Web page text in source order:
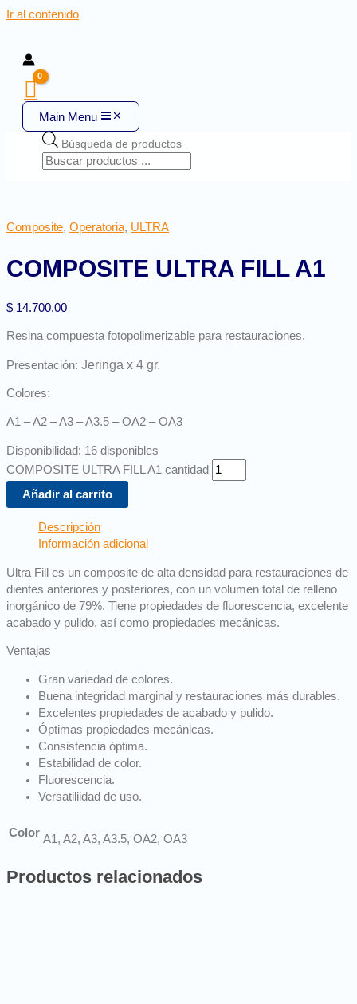
Ir al contenido
Main Menu
Búsqueda de productos
Composite, Operatoria, ULTRA
COMPOSITE ULTRA FILL A1
$ 14.700,00
Resina compuesta fotopolimerizable para restauraciones.
Presentación: Jeringa x 4 gr.
Colores:
A1 – A2 – A3 – A3.5 – OA2 – OA3
Disponibilidad: 16 disponibles
COMPOSITE ULTRA FILL A1 cantidad
Añadir al carrito
Descripción
Información adicional
Ultra Fill es un composite de alta densidad para restauraciones de
dientes anteriores y posteriores, con un volumen total de relleno
inorgánico de 79%. Tiene propiedades de fluorescencia, excelente
acabado y pulido, así como propiedades mecánicas.
Ventajas
Gran variedad de colores.
Buena integridad marginal y restauraciones más durables.
Excelentes propiedades de acabado y pulido.
Óptimas propiedades mecánicas.
Consistencia óptima.
Estabilidad de color.
Fluorescencia.
Versatiliidad de uso.
Color A1, A2, A3, A3.5, OA2, OA3
Productos relacionados